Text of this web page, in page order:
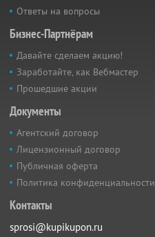
Ответы на вопросы
Бизнес-Партнёрам
Давайте сделаем акцию!
Заработайте, как Вебмастер
Прошедшие акции
Документы
Агентский договор
Лицензионный договор
Публичная оферта
Политика конфиденциальности
Контакты
sprosi@kupikupon.ru